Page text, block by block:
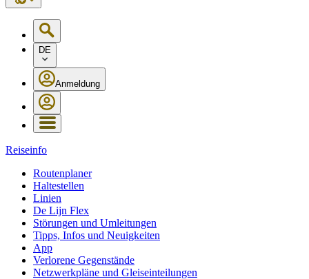
DE
Anmeldung
Reiseinfo
Routenplaner
Haltestellen
Linien
De Lijn Flex
Störungen und Umleitungen
Tipps, Infos und Neuigkeiten
App
Verlorene Gegenstände
Netzwerkpläne und Gleiseinteilungen